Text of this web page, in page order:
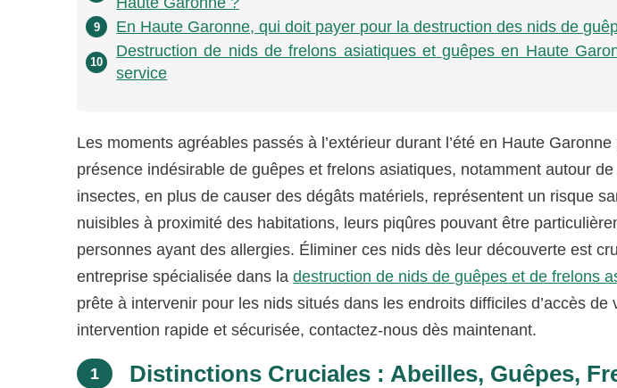
9 En Haute Garonne, qui doit payer pour la destruction des nids de
10
Destruction de nids de frelons asiatiques et guêpes en Haute
service
Les moments agréables passés à l’extérieur durant l’été en Haute
présence indésirable de guêpes et frelons asiatiques, notamment autour
insectes, en plus de causer des dégâts matériels, représentent un risque
nuisibles à proximité des habitations, leurs piqûres pouvant être
personnes ayant des allergies. Éliminer ces nids dès leur découverte est
entreprise spécialisée dans ladestruction de nids de guêpes et de frelons
prête à intervenir pour les nids situés dans les endroits difficiles d’accès de
intervention rapide et sécurisée, contactez-nous dès maintenant.
1
Distinctions Cruciales : Abeilles, Guêpes,